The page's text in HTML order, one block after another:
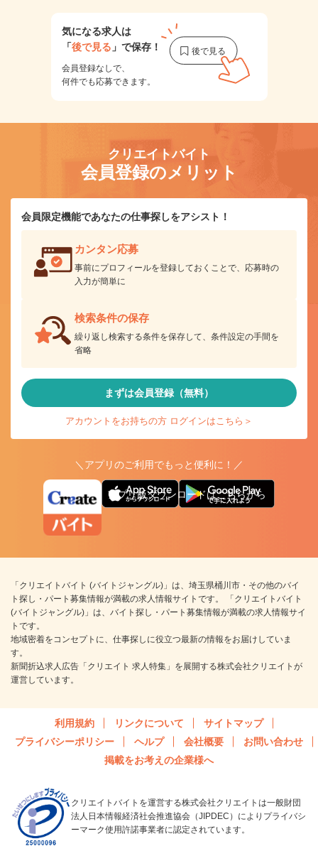
気になる求人は
「後で見る 」で保存！
会員登録なしで、
何件でも応募できます。
クリエイトバイト
会員登録のメリット
会員限定機能であなたの仕事探しをアシスト！
カンタン応募
事前にプロフィールを登録しておくことで、応募時の
入力が簡単に
検索条件の保存
繰り返し検索する条件を保存して、条件設定の手間を
省略
まずは会員登録（無料）
アカウントをお持ちの方 ログインはこちら＞
＼アプリのご利用でもっと便利に！／
アプリ版ダウンロードはこちらから
「クリエイトバイト (バイトジャングル)」は、埼玉県桶川市・その他のバイ
ト探し・パート募集情報が満載の求人情報サイトです。 「クリエイトバイト
(バイトジャングル)」は、バイト探し・パート募集情報が満載の求人情報サイ
トです。
地域密着をコンセプトに、仕事探しに役立つ最新の情報をお届けしていま
す。
新聞折込求人広告「クリエイト 求人特集」を展開する株式会社クリエイトが
運営しています。
利用規約 リンクについて
サイトマップ
プライバシーポリシー
ヘルプ 会社概要
お問い合わせ
掲載をお考えの企業様へ
クリエイトバイトを運営する株式会社クリエイトは一般財団
法人日本情報経済社会推進協会（JIPDEC）によりプライバシ
ーマーク使用許諾事業者に認定されています。